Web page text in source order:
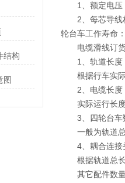
结构
图
1、额定电压
2、每芯导线材
轮台车工作寿命
电缆滑线订
1、轨道长度
根据行车实际
2、电缆长度
实际运行长度+
3、四轮台车
一般为轨道总
4、耦合连接
根据轨道总长
其它配件数